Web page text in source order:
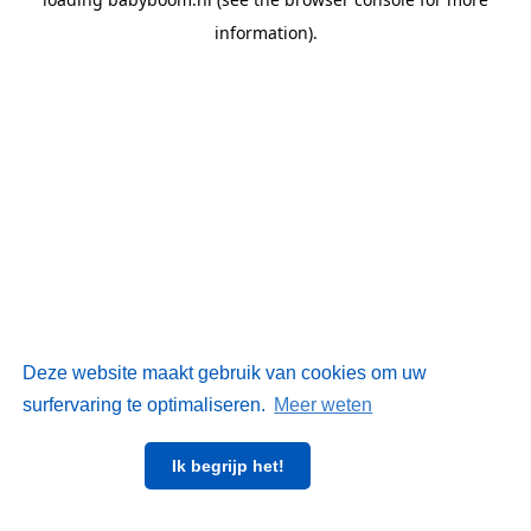
Deze website maakt gebruik van cookies om uw
surfervaring te optimaliseren. Meer weten
Ik begrijp het!
information).